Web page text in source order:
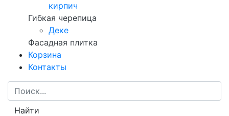
кирпич
Гибкая черепица
Деке
Фасадная плитка
Корзина
Контакты
Найти